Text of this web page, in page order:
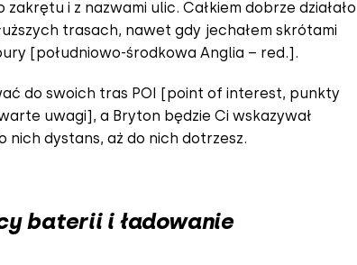
i z nazwami ulic. Całkiem dobrze działało
trasach, nawet gdy jechałem skrótami
[południowo-środkowa Anglia – red.].
do swoich tras POI [point of interest, punkty
uwagi], a Bryton będzie Ci wskazywał
nich dystans, aż do nich dotrzesz.
baterii i ładowanie